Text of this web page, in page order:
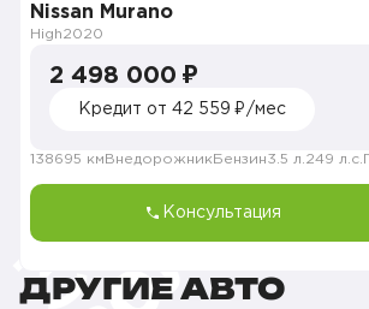
Nissan Murano
High2020
2 498 000 ₽
Кредит от 42 559 ₽/мес
138695 км Внедорожник Бензин3.5 л. 249 л.с.
Консультация
ДРУГИЕ АВТО